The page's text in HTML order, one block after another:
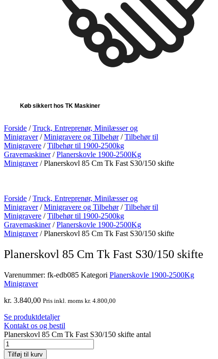
Køb sikkert hos TK Maskiner
Forside /Truck, Entreprenør, Minilæsser og
Minigraver/Minigravere og Tilbehør/Tilbehør til
Minigravere /Tilbehør til 1900-2500kg
Gravemaskiner/Planerskovle 1900-2500Kg
Minigraver/ Planerskovl 85 Cm Tk Fast S30/150 skifte
Forside /Truck, Entreprenør, Minilæsser og
Minigraver/Minigravere og Tilbehør/Tilbehør til
Minigravere /Tilbehør til 1900-2500kg
Gravemaskiner/Planerskovle 1900-2500Kg
Minigraver/ Planerskovl 85 Cm Tk Fast S30/150 skifte
Planerskovl 85 Cm Tk Fast S30/150 skifte
Varenummer: fk-edb085 Kategori Planerskovle 1900-2500Kg
Minigraver
kr. 3.840,00 Pris inkl. moms kr. 4.800,00
Se produktdetaljer
Kontakt os og bestil
Planerskovl 85 Cm Tk Fast S30/150 skifte antal
Tilføj til kurv